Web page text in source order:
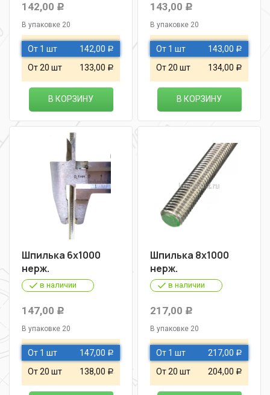
142,00 Р
В упаковке 20
От 1 шт 142,00 Р
От 20 шт 133,00 Р
В КОРЗИНУ
143,00 Р
В упаковке 20
От 1 шт 143,00 Р
От 20 шт 134,00 Р
В КОРЗИНУ
Шпилька 6х1000
нерж.
в наличии
147,00 Р
В упаковке 20
От 1 шт 147,00 Р
От 20 шт 138,00 Р
Шпилька 8х1000
нерж.
в наличии
217,00 Р
В упаковке 20
От 1 шт 217,00 Р
От 20 шт 204,00 Р